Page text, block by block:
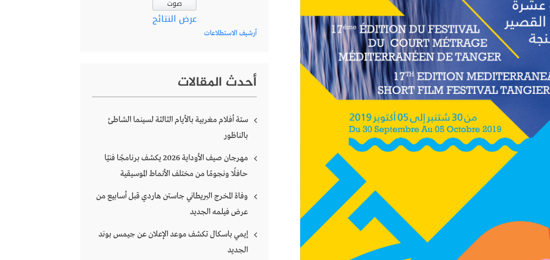
عرض النتائج
أرشيف الاستطلاعات
أحدث المقالات
ستة أفلام مغربية بالأيام الثالثة لسينما الشاطئ
بالناظور
مهرجان صيف الأوداية 2026 يكشف برنامجًا فنيًا
حافلًا ونجومًا من مختلف الأنماط الموسيقية
وفاة المخرج البريطاني جاستن هاردي قبل أسابيع من
عرض فيلمه الجديد
إيمي باسكال تكشف موعد الإعلان عن جيمس بوند
الجديد